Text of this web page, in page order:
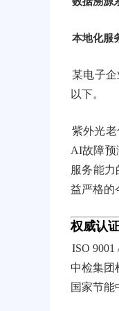
本地化服
某电子
以下。
紫外光
AI故障预
服务能
益严格的
权威认
ISO
中检集团
国家节能